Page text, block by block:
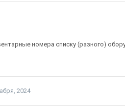
номера списку (разного)
2024